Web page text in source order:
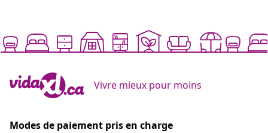
Vivre mieux pour moins
Modes de paiement pris en charge